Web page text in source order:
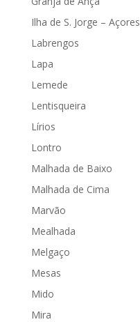
Ilha de S. Jorge – Açores
Labrengos
Lapa
Lemede
Lentisqueira
Lírios
Lontro
Malhada de Baixo
Malhada de Cima
Marvão
Mealhada
Melgaço
Mesas
Mido
Mira